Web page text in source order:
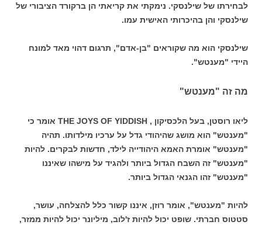
לבחירתו של שילנסקי. נימקתי את קריאתי הן ברקורד הציבורי של
שילנסקי והן בהיכרותי האישית עמו.
שילנסקי הוא מה שקוראים "בן-אדם", תרגום דהוי מאד למונח
היידי "מענטש".
מה זה "מענטש"
ליאו רוסטן, בעל הלכסיקון , THE JOYS OF YIDDISH אומר כי
"מענטש" הוא מושג שהיהודי גדל על ערכיו מילדותו. תהיה
"מענטש" אומרת האמא היהודייה לילד, חדשות לבקרים. להיות
"מענטש" זה השבח הגדול ביותר ולהגיד על מישהו שאיננו
"מענטש" זהו הגנאי הגדול ביותר.
להיות "מענטש", אומר רוזן, איננו קשור כלל להצלחה, עושר,
סטטוס חברתי. שופט יכול להיות ז'לוב, מיליונר יכול להיות ממזר,